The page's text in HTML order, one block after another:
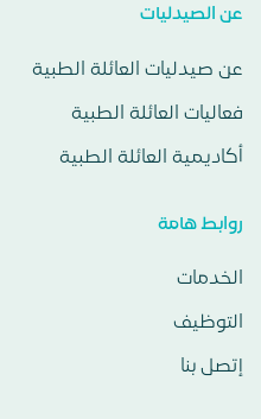
عن الصيدليات
عن صيدليات العائلة الطبية
فعاليات العائلة الطبية
أكاديمية العائلة الطبية
روابط هامة
الخدمات
التوظيف
إتصل بنا